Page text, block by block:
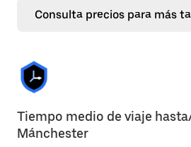
Consulta precios para más
Tiempo medio de viaje
Mánchester